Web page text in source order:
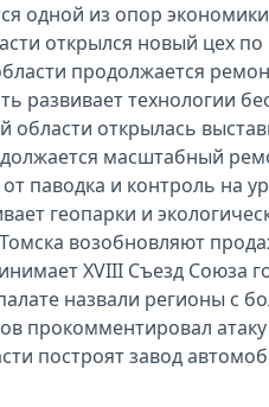
одной из опор
открылся новый цех
продолжается
развивает технологии
области открылась
масштабный
паводка и контроль на
геопарки и
возобновляют
XVIII Съезд Союза
назвали регионы с
прокомментировал
построят завод